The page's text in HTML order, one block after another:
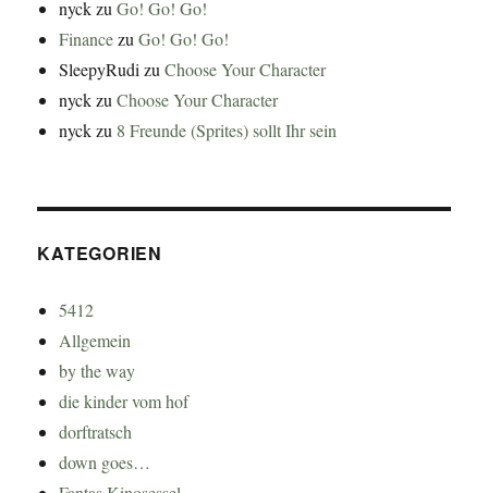
nyckzuGo! Go! Go!
FinancezuGo! Go! Go!
SleepyRudi zuChoose Your Character
nyckzuChoose Your Character
nyckzu 8 Freunde (Sprites) sollt Ihr sein
KATEGORIEN
5412
Allgemein
by the way
die kinder vom hof
dorftratsch
down goes…